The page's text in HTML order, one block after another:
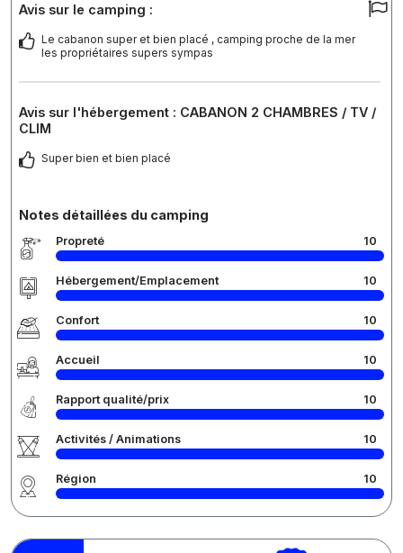
Avis sur le camping :
Le cabanon super et bien placé , camping proche de la mer
les propriétaires supers sympas
Avis sur l'hébergement : CABANON 2 CHAMBRES / TV /
CLIM
Super bien et bien placé
Notes détaillées du camping
Propreté 10
Hébergement/Emplacement 10
Confort 10
Accueil 10
Rapport qualité/prix 10
Activités / Animations 10
Région 10